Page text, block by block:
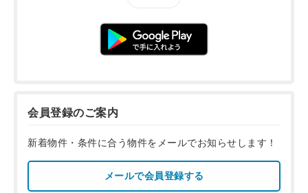
会員登録のご案内
新着物件・条件に合う物件をメールでお知らせします！
メールで会員登録する